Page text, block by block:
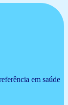
em saúde